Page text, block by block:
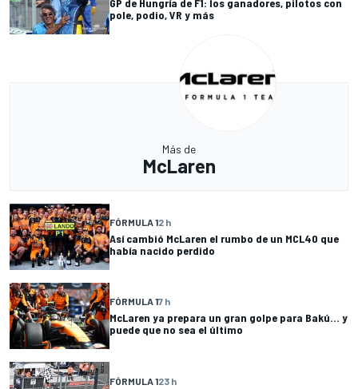
GP de Hungría de F1: los ganadores, pilotos con
pole, podio, VR y más
Más de
McLaren
FÓRMULA 12 h
Así cambió McLaren el rumbo de un MCL40 que
había nacido perdido
FÓRMULA 17 h
McLaren ya prepara un gran golpe para Bakú... y
puede que no sea el último
FÓRMULA 123 h